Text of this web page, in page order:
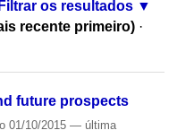
Filtrar os resultados
recente primeiro) ·
future prospects
01/10/2015 — última